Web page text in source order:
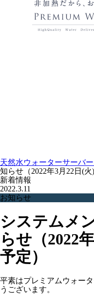
天然水ウォーターサーバ
知らせ（2022年3月22日(火
新着情報
2022.3.11
お知らせ
システムメ
らせ（2022
予定）
平素はプレミアムウォー
うございます。